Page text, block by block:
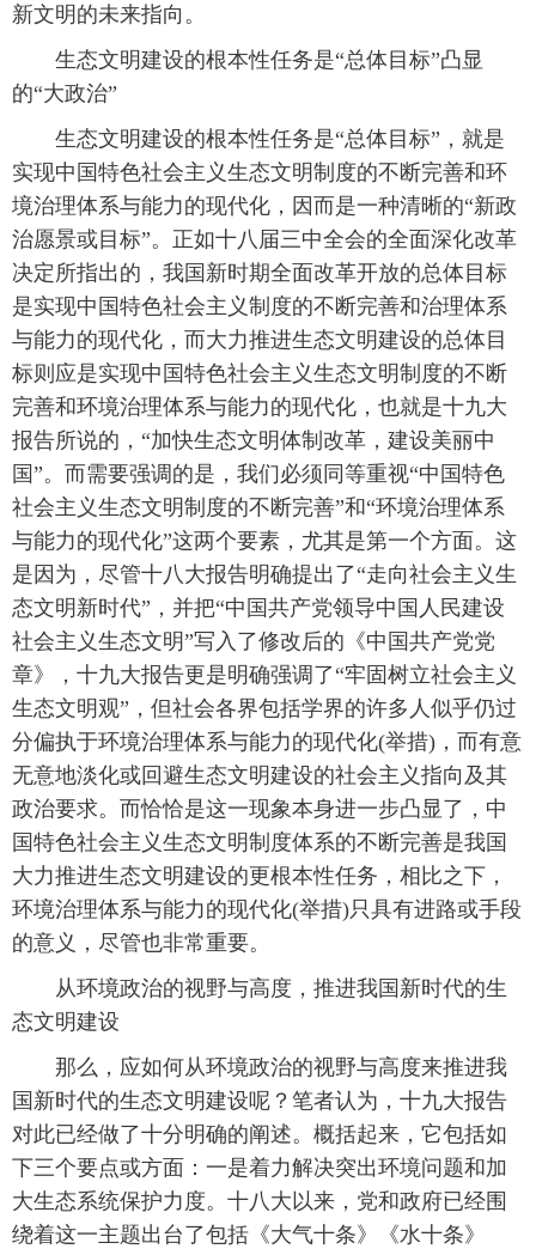
新文明的未来指向。
生态文明建设的根本性任务是“总体目标”凸显
的“大政治”
生态文明建设的根本性任务是“总体目标”，就是
实现中国特色社会主义生态文明制度的不断完善和环
境治理体系与能力的现代化，因而是一种清晰的“新政
治愿景或目标”。正如十八届三中全会的全面深化改革
决定所指出的，我国新时期全面改革开放的总体目标
是实现中国特色社会主义制度的不断完善和治理体系
与能力的现代化，而大力推进生态文明建设的总体目
标则应是实现中国特色社会主义生态文明制度的不断
完善和环境治理体系与能力的现代化，也就是十九大
报告所说的，“加快生态文明体制改革，建设美丽中
国”。而需要强调的是，我们必须同等重视“中国特色
社会主义生态文明制度的不断完善”和“环境治理体系
与能力的现代化”这两个要素，尤其是第一个方面。这
是因为，尽管十八大报告明确提出了“走向社会主义生
态文明新时代”，并把“中国共产党领导中国人民建设
社会主义生态文明”写入了修改后的《中国共产党党
章》，十九大报告更是明确强调了“牢固树立社会主义
生态文明观”，但社会各界包括学界的许多人似乎仍过
分偏执于环境治理体系与能力的现代化(举措)，而有意
无意地淡化或回避生态文明建设的社会主义指向及其
政治要求。而恰恰是这一现象本身进一步凸显了，中
国特色社会主义生态文明制度体系的不断完善是我国
大力推进生态文明建设的更根本性任务，相比之下，
环境治理体系与能力的现代化(举措)只具有进路或手段
的意义，尽管也非常重要。
从环境政治的视野与高度，推进我国新时代的生
态文明建设
那么，应如何从环境政治的视野与高度来推进我
国新时代的生态文明建设呢？笔者认为，十九大报告
对此已经做了十分明确的阐述。概括起来，它包括如
下三个要点或方面：一是着力解决突出环境问题和加
大生态系统保护力度。十八大以来，党和政府已经围
绕着这一主题出台了包括《大气十条》《水十条》